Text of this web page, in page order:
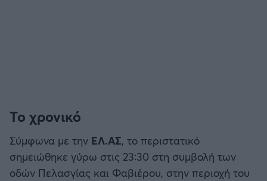
Το χρονικό
Σύμφωνα με την ΕΛ.ΑΣ, το περιστατικό
σημειώθηκε γύρω στις 23:30 στη συμβολή των
οδών Πελασγίας και Φαβιέρου, στην περιοχή του